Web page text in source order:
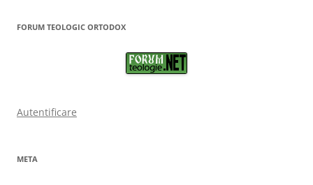
FORUM TEOLOGIC ORTODOX
Autentificare
META